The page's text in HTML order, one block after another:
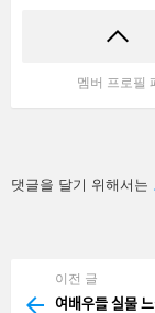
멤버 프로필
답
글
댓글을 달기 위해서는
more
이전 글
여배우들